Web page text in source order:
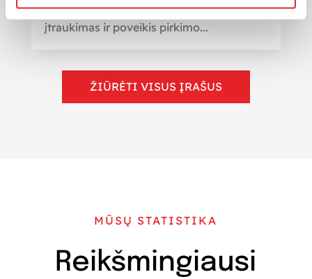
reklamos pritraukiamumas, prisiminimas,
įtraukimas ir poveikis pirkimo...
ŽIŪRĖTI VISUS ĮRAŠUS
MŪSŲ STATISTIKA
Reikšmingiausi